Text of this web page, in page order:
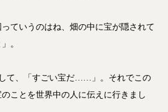
っていうのはね、畑の中に宝が隠されて
。
て、「すごい宝だ……」。それでこの
ことを世界中の人に伝えに行きまし